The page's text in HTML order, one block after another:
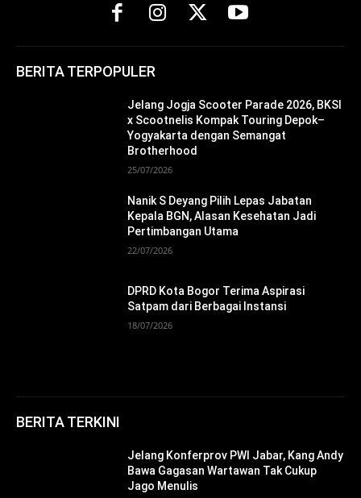
BERITA TERPOPULER
Jelang Jogja Scooter Parade 2026, BKSI
x Scootnelis Kompak Touring Depok–
Yogyakarta dengan Semangat
Brotherhood
25/07/2026
Nanik S Deyang Pilih Lepas Jabatan
Kepala BGN, Alasan Kesehatan Jadi
Pertimbangan Utama
22/07/2026
DPRD Kota Bogor Terima Aspirasi
Satpam dari Berbagai Instansi
18/07/2026
BERITA TERKINI
Jelang Konferprov PWI Jabar, Kang Andy
Bawa Gagasan Wartawan Tak Cukup
Jago Menulis